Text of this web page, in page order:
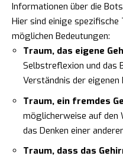
Informationen über die
Hier sind einige
möglichen Bedeutungen:
Traum, das eigene
Selbstreflexion und das
Verständnis der
Traum, ein fremdes
möglicherweise auf den
das Denken einer
Traum, dass das